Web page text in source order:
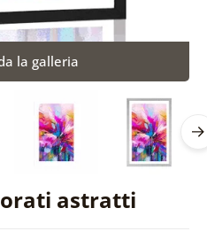
astratti
la galleria